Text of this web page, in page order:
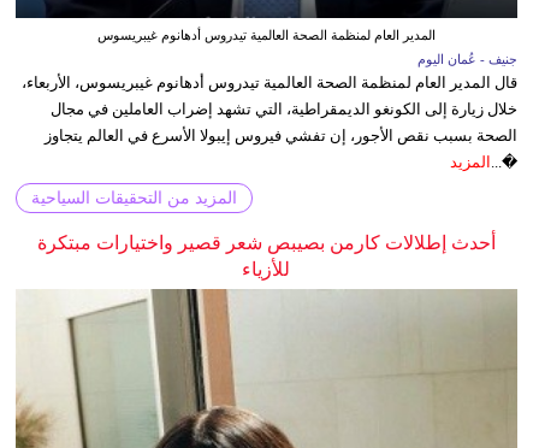
المدير العام لمنظمة الصحة العالمية تيدروس أدهانوم غيبريسوس
جنيف - عُمان اليوم
قال المدير العام لمنظمة الصحة العالمية تيدروس أدهانوم غيبريسوس، الأربعاء،
خلال زيارة إلى الكونغو الديمقراطية، التي تشهد إضراب العاملين في مجال
الصحة بسبب نقص الأجور، إن تفشي فيروس إيبولا الأسرع في العالم يتجاوز
�... المزيد
المزيد من التحقيقات السياحية
أحدث إطلالات كارمن بصيبص شعر قصير واختيارات مبتكرة
للأزياء